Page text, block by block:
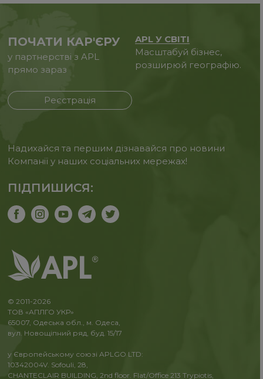
ПОЧАТИ КАР'ЄРУ
у партнерстві з APL
прямо зараз
Реєстрація
APL У СВІТІ
Масштабуй бізнес,
розширюй географію.
Надихайся та першим дізнавайся про новини
Компанії у наших соціальних мережах!
ПІДПИШИСЯ:
© 2011-2026
ТОВ «АПЛГО УКР»
65007, Одеська обл., м. Одеса,
вул. Новощіпний ряд, буд. 15/17
у Європейському союзі APLGO LTD:
10342004V. Sofouli, 28,
CHANTECLAIR BUILDING, 2nd floor. Flat/Office 213 Trypiotis,